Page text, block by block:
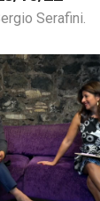
Serafini.